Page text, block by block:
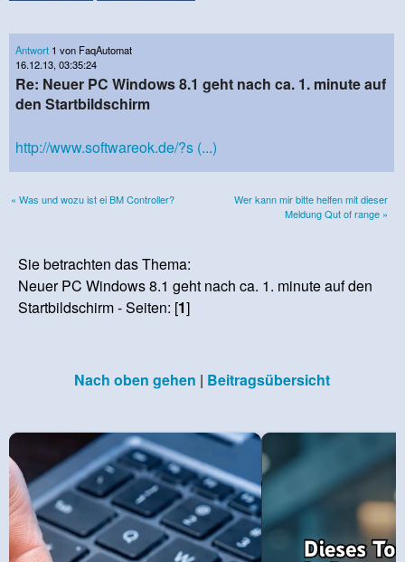
Antwort 1 von FaqAutomat
16.12.13, 03:35:24
Re: Neuer PC Windows 8.1 geht nach ca. 1. minute auf
den Startbildschirm
http://www.softwareok.de/?s (...)
« Was und wozu ist ei BM Controller?
Wer kann mir bitte helfen mit dieser
Meldung Qut of range »
Sie betrachten das Thema:
Neuer PC Windows 8.1 geht nach ca. 1. minute auf den
Startbildschirm - Seiten: [1]
Nach oben gehen | Beitragsübersicht